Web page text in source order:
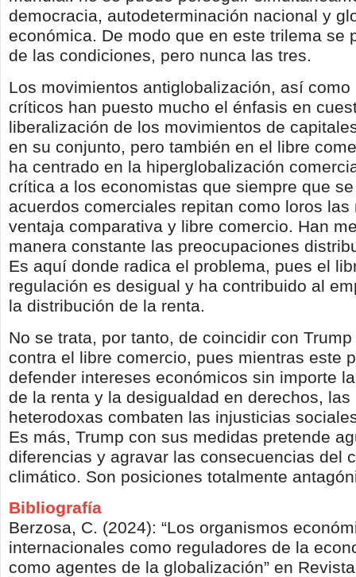
democracia, autodeterminación nacional y
económica. De modo que en este trilema se
de las condiciones, pero nunca las tres.
Los movimientos antiglobalización, así como
críticos han puesto mucho el énfasis en
liberalización de los movimientos de
en su conjunto, pero también en el libre
ha centrado en la hiperglobalización
crítica a los economistas que siempre que
acuerdos comerciales repitan como loros
ventaja comparativa y libre comercio. Han
manera constante las preocupaciones
Es aquí donde radica el problema, pues el
regulación es desigual y ha contribuido al
la distribución de la renta.
No se trata, por tanto, de coincidir con
contra el libre comercio, pues mientras este
defender intereses económicos sin importe
de la renta y la desigualdad en derechos, las
heterodoxas combaten las injusticias
Es más, Trump con sus medidas pretende
diferencias y agravar las consecuencias del
climático. Son posiciones totalmente
Bibliografía
Berzosa, C. (2024): “Los organismos
internacionales como reguladores de la
como agentes de la globalización” en